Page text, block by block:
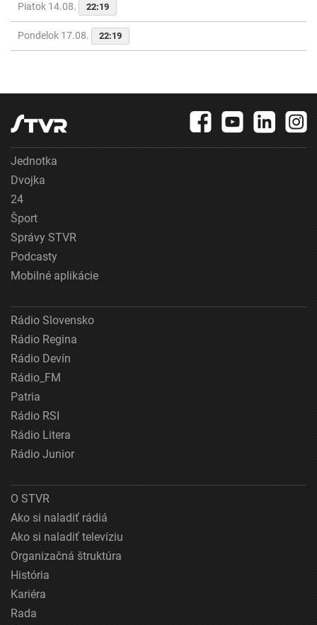
Piatok 14.08. 22:19
Pondelok 17.08. 22:19
Jednotka
Dvojka
24
Šport
Správy STVR
Podcasty
Mobilné aplikácie
Rádio Slovensko
Rádio Regina
Rádio Devín
Rádio_FM
Patria
Rádio RSI
Rádio Litera
Rádio Junior
O STVR
Ako si naladiť rádiá
Ako si naladiť televíziu
Organizačná štruktúra
História
Kariéra
Rada